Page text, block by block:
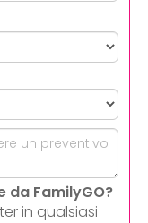
da FamilyGO?
in qualsiasi